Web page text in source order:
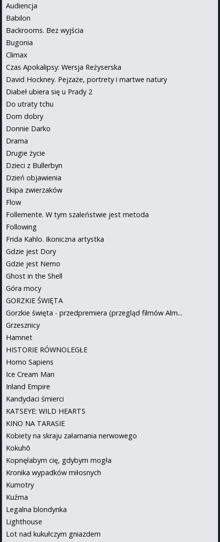
Audiencja
Babilon
Backrooms. Bez wyjścia
Bugonia
Climax
Czas Apokalipsy: Wersja Reżyserska
David Hockney. Pejzaże, portrety i martwe natury
Diabeł ubiera się u Prady 2
Do utraty tchu
Dom dobry
Donnie Darko
Drama
Drugie życie
Dzieci z Bullerbyn
Dzień objawienia
Ekipa zwierzaków
Flow
Follemente. W tym szaleństwie jest metoda
Following
Frida Kahlo. Ikoniczna artystka
Gdzie jest Dory
Gdzie jest Nemo
Ghost in the Shell
Góra mocy
GORZKIE ŚWIĘTA
Gorzkie święta - przedpremiera (przegląd filmów Alm...
Grzesznicy
Hamnet
HISTORIE RÓWNOLEGŁE
Homo Sapiens
Ice Cream Man
Inland Empire
Kandydaci śmierci
KATSEYE: WILD HEARTS
KINO NA TARASIE
Kobiety na skraju załamania nerwowego
Kokuhō
Kopnęłabym cię, gdybym mogła
Kronika wypadków miłosnych
Kumotry
Kuźma
Legalna blondynka
Lighthouse
Lot nad kukułczym gniazdem